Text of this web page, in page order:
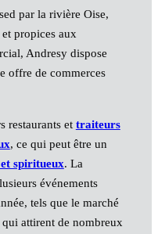
par la rivière Oise,
propices aux
Andresy dispose
offre de commerces
restaurants et traiteurs
, ce qui peut être un
spiritueux. La
événements
tels que le marché
attirent de nombreux